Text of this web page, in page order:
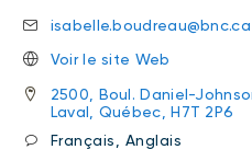
isabelle.boudreau@bnc.ca
Voir le site Web
2500, Boul. Daniel-
Laval, Québec, H7T 2P6
Français, Anglais